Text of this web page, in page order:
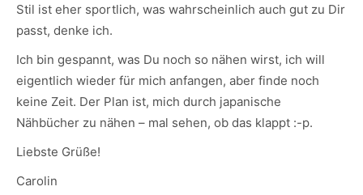
Stil ist eher sportlich, was wahrscheinlich auch gut zu Dir
passt, denke ich.
Ich bin gespannt, was Du noch so nähen wirst, ich will
eigentlich wieder für mich anfangen, aber finde noch
keine Zeit. Der Plan ist, mich durch japanische
Nähbücher zu nähen – mal sehen, ob das klappt :-p.
Liebste Grüße!
Carolin